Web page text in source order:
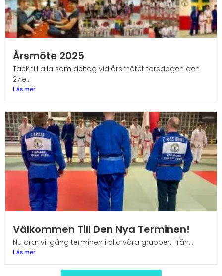
Årsmöte 2025
Tack till alla som deltog vid årsmötet torsdagen den
27:e...
Läs mer
Välkommen Till Den Nya Terminen!
Nu drar vi igång terminen i alla våra grupper. Från...
Läs mer